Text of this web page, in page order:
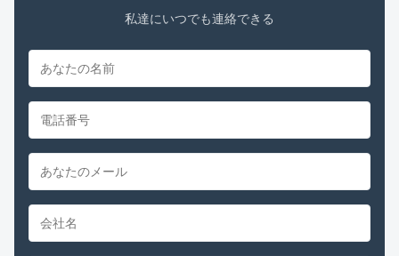
私達にいつでも連絡できる